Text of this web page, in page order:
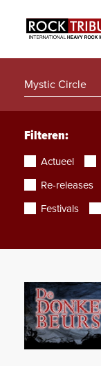
Filteren:
Actueel
Re-releases
Festivals